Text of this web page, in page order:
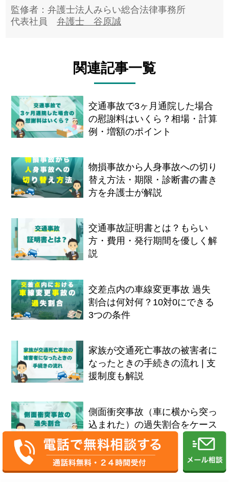
監修者：弁護士法人みらい総合法律事務所
代表社員弁護士 谷原誠
関連記事一覧
交通事故で3ヶ月通院した場合
の慰謝料はいくら？相場・計算
例・増額のポイント
物損事故から人身事故への切り
替え方法・期限・診断書の書き
方を弁護士が解説
交通事故証明書とは？もらい
方・費用・発行期間を優しく解
説
交差点内の車線変更事故 過失
割合は何対何？10対0にできる
3つの条件
家族が交通死亡事故の被害者に
なったときの手続きの流れ | 支
援制度も解説
側面衝突事故（車に横から突っ
込まれた）の過失割合をケース
別に解説